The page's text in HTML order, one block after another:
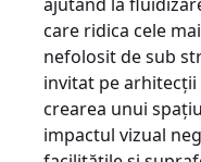
care ridica cele
nefolosit de sub
invitat pe arhitecţii
crearea unui
impactul vizual